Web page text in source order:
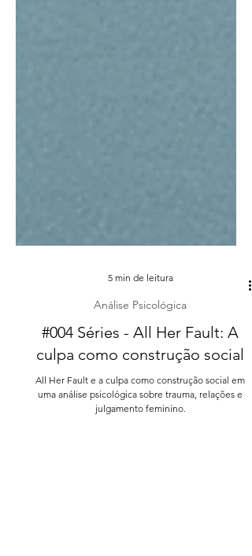
5 min de leitura
Análise Psicológica
#004 Séries - All Her Fault: A
culpa como construção social
All Her Fault e a culpa como construção social em